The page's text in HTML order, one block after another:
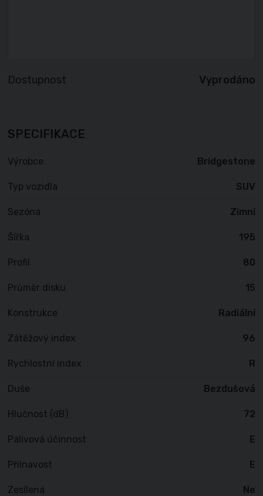
Dostupnost Vyprodáno
SPECIFIKACE
Výrobce Bridgestone
Typ vozidla SUV
Sezóna Zimní
Šířka 195
Profil 80
Průměr disku 15
Konstrukce Radiální
Zátěžový index 96
Rychlostní index R
Duše Bezdušová
Hlučnost (dB) 72
Palivová účinnost E
Přilnavost E
Zesílená Ne